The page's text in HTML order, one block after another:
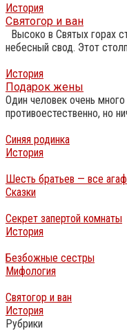
История
Святогор и ван
Высоко в Святых горах
небесный свод. Этот
История
Подарок жены
Один человек очень
противоестественно, но
Синяя родинка
История
Шесть братьев — все
Сказки
Секрет запертой комнаты
История
Безбожные сестры
Мифология
Святогор и ван
История
Рубрики